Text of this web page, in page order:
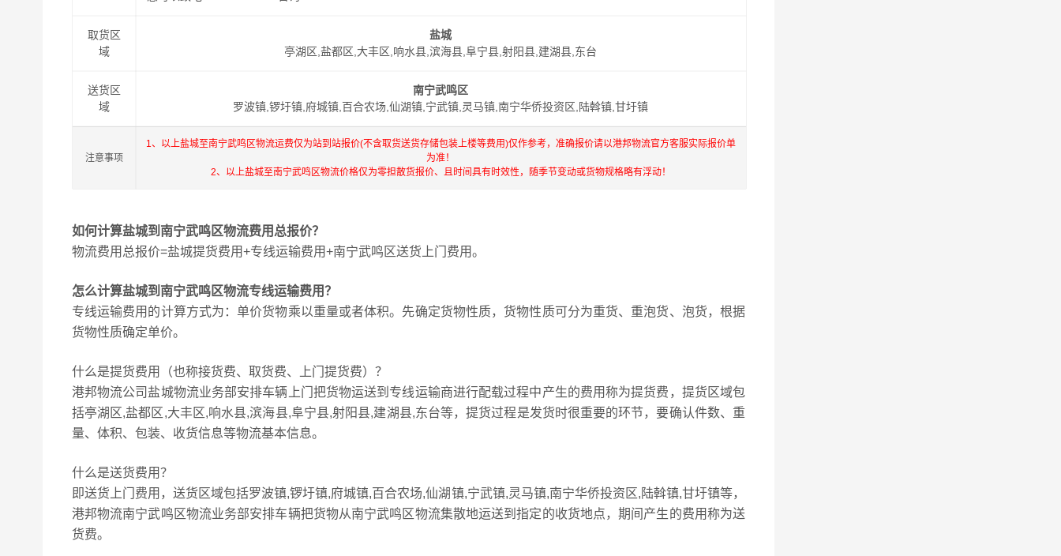
取货区
域
盐城
亭湖区,盐都区,大丰区,响水县,滨海县,阜宁县,射阳县,建湖县,东台
送货区
域
南宁武鸣区
罗波镇,锣圩镇,府城镇,百合农场,仙湖镇,宁武镇,灵马镇,南宁华侨投资区,陆斡镇,甘圩镇
注意事项
1、以上盐城至南宁武鸣区物流运费仅为站到站报价(不含取货送货存储包装上楼等费用)仅作参考，准确报价请以港邦物流官方客服实际报价单
为准！
2、以上盐城至南宁武鸣区物流价格仅为零担散货报价、且时间具有时效性，随季节变动或货物规格略有浮动！
如何计算盐城到南宁武鸣区物流费用总报价？
物流费用总报价=盐城提货费用+专线运输费用+南宁武鸣区送货上门费用。
怎么计算盐城到南宁武鸣区物流专线运输费用？
专线运输费用的计算方式为：单价货物乘以重量或者体积。先确定货物性质，货物性质可分为重货、重泡货、泡货，根据
货物性质确定单价。
什么是提货费用（也称接货费、取货费、上门提货费）？
港邦物流公司盐城物流业务部安排车辆上门把货物运送到专线运输商进行配载过程中产生的费用称为提货费，提货区域包
括亭湖区,盐都区,大丰区,响水县,滨海县,阜宁县,射阳县,建湖县,东台等，提货过程是发货时很重要的环节，要确认件数、重
量、体积、包装、收货信息等物流基本信息。
什么是送货费用？
即送货上门费用，送货区域包括罗波镇,锣圩镇,府城镇,百合农场,仙湖镇,宁武镇,灵马镇,南宁华侨投资区,陆斡镇,甘圩镇等，
港邦物流南宁武鸣区物流业务部安排车辆把货物从南宁武鸣区物流集散地运送到指定的收货地点，期间产生的费用称为送
货费。